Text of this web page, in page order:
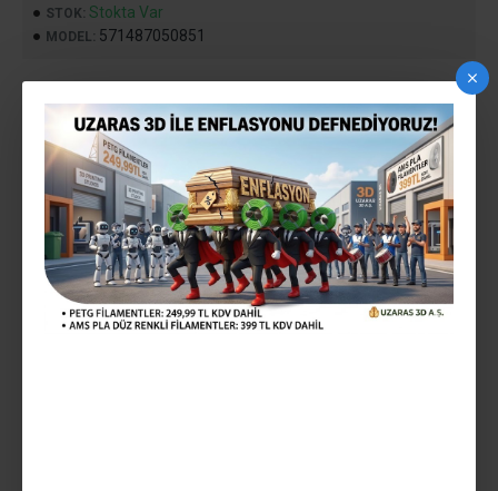
STOK: Stokta Var
MODEL: 571487050851
299,99TL
Vergiler Hariç: 249,99TL
Mevcut Seçenekler:
Teslim Tarihi